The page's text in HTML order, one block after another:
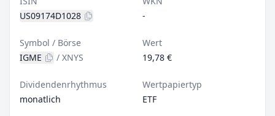
US09174D1028
-
Symbol / Börse
IGME
/ XNYS
Wert
19,78 €
Dividendenrhythmus
monatlich
Wertpapiertyp
ETF